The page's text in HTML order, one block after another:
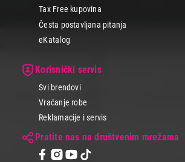
Tax Free kupovina
Česta postavljana pitanja
eKatalog
Korisnički servis
Svi brendovi
Vraćanje robe
Reklamacije i servis
Pratite nas na društvenim mrežama